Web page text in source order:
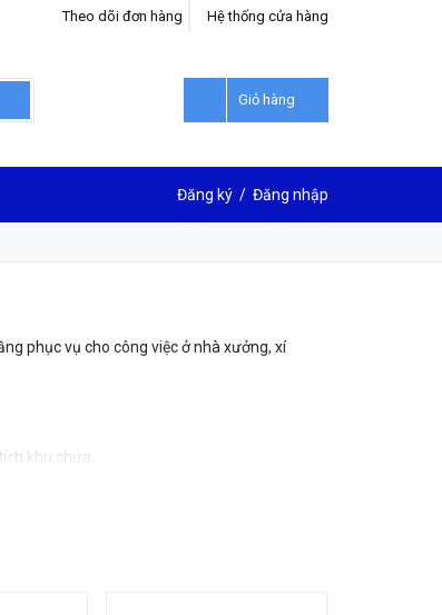
Hệ thống cửa hàng
Theo dõi đơn hàng
Giỏ hàng
Đăng ký / Đăng nhập
phục vụ cho công việc ở nhà xưởng, xí
khu chứa.
cao để tu sửa, sơn tường hay vận chuyển